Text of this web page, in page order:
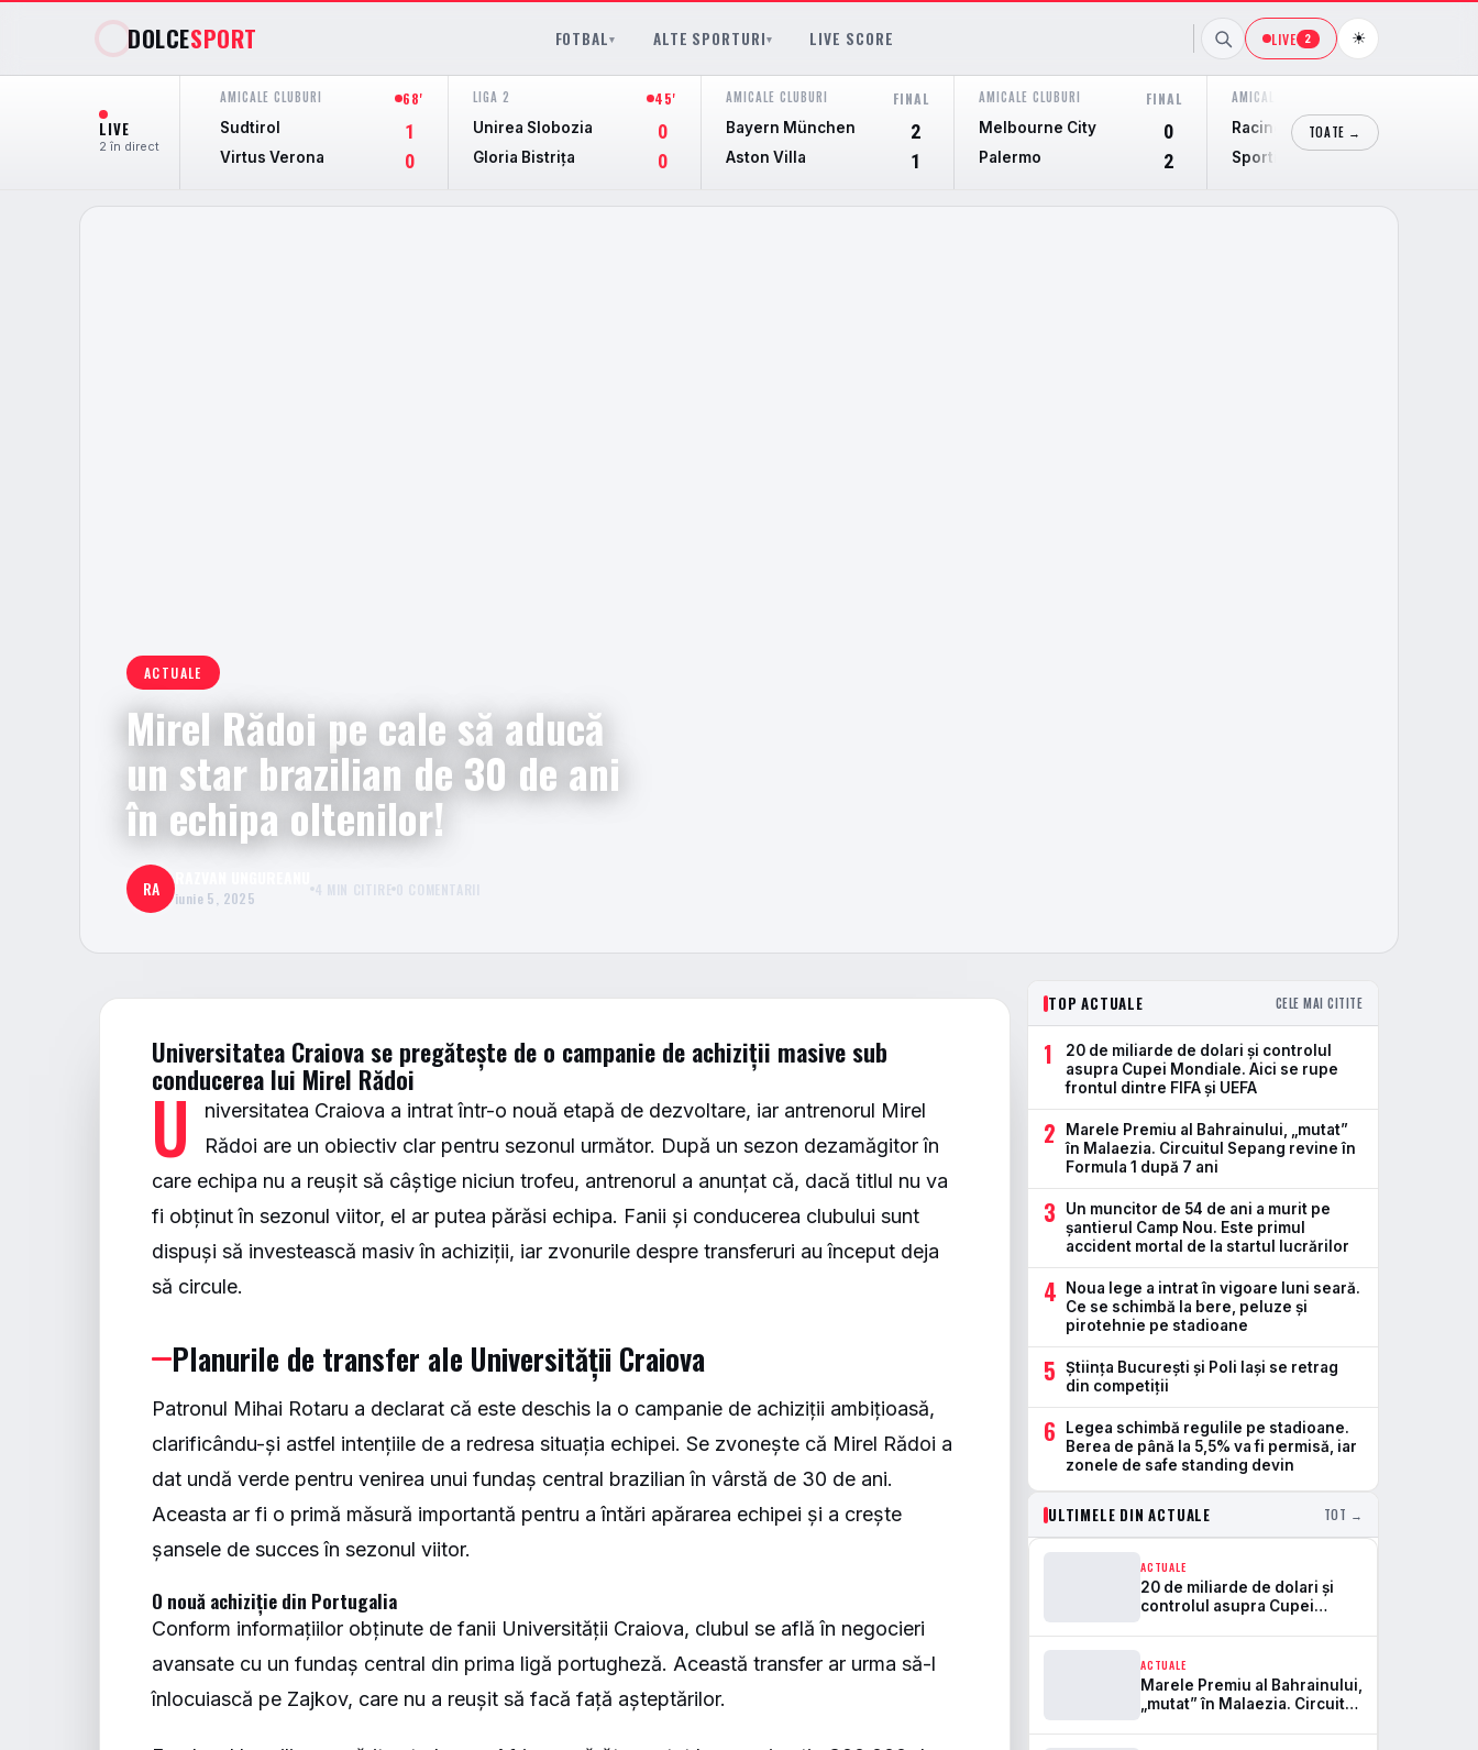
DOLCESPORT FOTBAL▾ ALTE SPORTURI▾ LIVE SCORE LIVE 2 ☀
LIVE
2 în direct
AMICALE CLUBURI 68'
Sudtirol 1
Virtus Verona 0
LIGA 2 45'
Unirea Slobozia 0
Gloria Bistriţa 0
AMICALE CLUBURI FINAL
Bayern München 2
Aston Villa 1
AMICALE CLUBURI FINAL
Melbourne City 0
Palermo 2
AMICALE CLUBURI
Racing Santander
Sporting Gijon
TOATE →
ACTUALE
Mirel Rădoi pe cale să aducă
un star brazilian de 30 de ani
în echipa oltenilor!
RA iunie 5, 2025 4 MIN CITIRE 0 COMENTARII
Universitatea Craiova se pregătește de o campanie de achiziții masive sub
conducerea lui Mirel Rădoi
U
niversitatea Craiova a intrat într-o nouă etapă de dezvoltare, iar antrenorul Mirel
Rădoi are un obiectiv clar pentru sezonul următor. După un sezon dezamăgitor în
care echipa nu a reușit să câștige niciun trofeu, antrenorul a anunțat că, dacă titlul nu va
fi obținut în sezonul viitor, el ar putea părăsi echipa. Fanii și conducerea clubului sunt
dispuși să investească masiv în achiziții, iar zvonurile despre transferuri au început deja
să circule.
Planurile de transfer ale Universității Craiova
Patronul Mihai Rotaru a declarat că este deschis la o campanie de achiziții ambițioasă,
clarificându-și astfel intențiile de a redresa situația echipei. Se zvonește că Mirel Rădoi a
dat undă verde pentru venirea unui fundaș central brazilian în vârstă de 30 de ani.
Aceasta ar fi o primă măsură importantă pentru a întări apărarea echipei și a crește
șansele de succes în sezonul viitor.
O nouă achiziție din Portugalia
Conform informațiilor obținute de fanii Universității Craiova, clubul se află în negocieri
avansate cu un fundaș central din prima ligă portugheză. Această transfer ar urma să-l
înlocuiască pe Zajkov, care nu a reușit să facă față așteptărilor.
TOP ACTUALE CELE MAI CITITE
1
20 de miliarde de dolari și controlul
asupra Cupei Mondiale. Aici se rupe
frontul dintre FIFA și UEFA
2
Marele Premiu al Bahrainului, „mutat”
în Malaezia. Circuitul Sepang revine în
Formula 1 după 7 ani
3
Un muncitor de 54 de ani a murit pe
șantierul Camp Nou. Este primul
accident mortal de la startul lucrărilor
4
Noua lege a intrat în vigoare luni seară.
Ce se schimbă la bere, peluze și
pirotehnie pe stadioane
5
Știința București și Poli Iași se retrag
din competiții
6
Legea schimbă regulile pe stadioane.
Berea de până la 5,5% va fi permisă, iar
zonele de safe standing devin
ULTIMELE DIN ACTUALE TOT →
ACTUALE
20 de miliarde de dolari și
controlul asupra Cupei
frontul dintre FIFA și UEFA
ACTUALE
Marele Premiu al Bahrainului,
„mutat” în Malaezia. Circuitul
după 7 ani